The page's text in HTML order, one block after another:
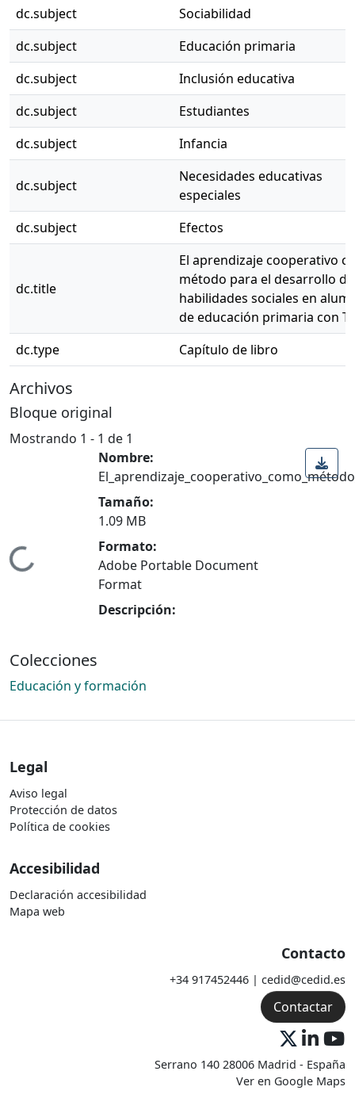
dc.subject
Sociabilidad
dc.subject
Educación primaria
dc.subject
Inclusión educativa
dc.subject
Estudiantes
dc.subject
Infancia
dc.subject
Necesidades educativas
especiales
dc.subject
Efectos
dc.title
El aprendizaje cooperativo
método para el desarrollo de
habilidades sociales en
de educación primaria con
dc.type
Capítulo de libro
Archivos
Bloque original
Mostrando 1 - 1 de 1
Cargando...
Nombre:
Tamaño:
1.09 MB
Formato:
Adobe Portable Document
Format
Descripción:
Colecciones
Educación y formación
Legal
Aviso legal
Protección de datos
Política de cookies
Accesibilidad
Declaración accesibilidad
Mapa web
Contacto
+34 917452446 | cedid@cedid.es
Contactar
Serrano 140 28006 Madrid - España
Ver en Google Maps